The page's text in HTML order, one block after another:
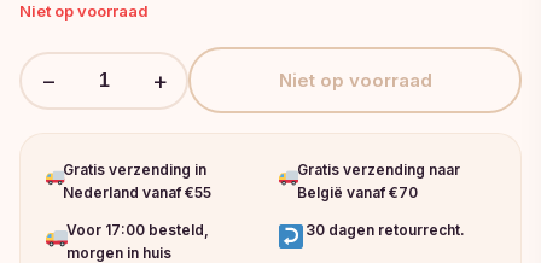
Niet op voorraad
− + Niet op voorraad
Gratis verzending in
Nederland vanaf €55
Gratis verzending naar
België vanaf €70
Voor 17:00 besteld,
morgen in huis
30 dagen retourrecht.